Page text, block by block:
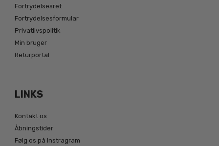
Fortrydelsesret
Fortrydelsesformular
Privatlivspolitik
Min bruger
Returportal
LINKS
Kontakt os
Åbningstider
Følg os på Instragram